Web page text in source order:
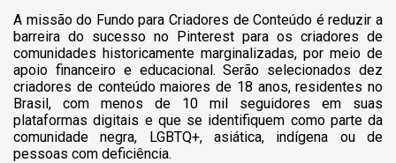
A missão do Fundo para Criadores de Conteúdo é reduzir a
barreira do sucesso no Pinterest para os criadores de
comunidades historicamente marginalizadas, por meio de
apoio financeiro e educacional. Serão selecionados dez
criadores de conteúdo maiores de 18 anos, residentes no
Brasil, com menos de 10 mil seguidores em suas
plataformas digitais e que se identifiquem como parte da
comunidade negra, LGBTQ+, asiática, indígena ou de
pessoas com deficiência.